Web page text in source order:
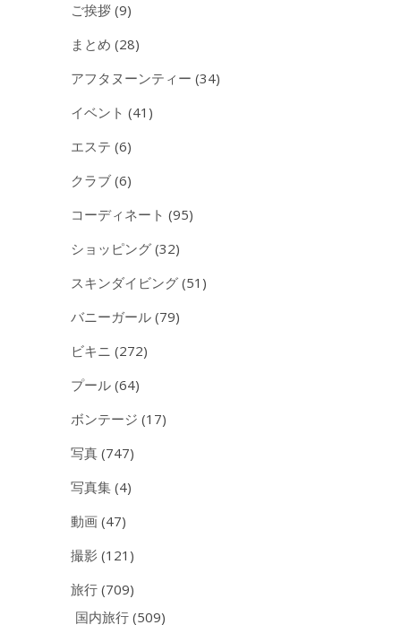
ご挨拶 (9)
まとめ (28)
アフタヌーンティー (34)
イベント (41)
エステ (6)
クラブ (6)
コーディネート (95)
ショッピング (32)
スキンダイビング (51)
バニーガール (79)
ビキニ (272)
プール (64)
ボンテージ (17)
写真 (747)
写真集 (4)
動画 (47)
撮影 (121)
旅行 (709)
国内旅行 (509)